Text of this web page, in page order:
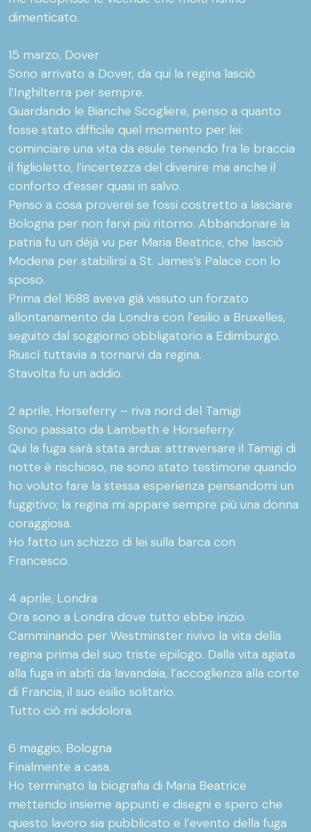
dimenticato.
15 marzo, Dover
Sono arrivato a Dover, da qui la regina lasciò
l’Inghilterra per sempre.
Guardando le Bianche Scogliere, penso a quanto
fosse stato difficile quel momento per lei:
cominciare una vita da esule tenendo fra le braccia
il figlioletto, l’incertezza del divenire ma anche il
conforto d’esser quasi in salvo.
Penso a cosa proverei se fossi costretto a lasciare
Bologna per non farvi più ritorno. Abbandonare la
patria fu un déjà vu per Maria Beatrice, che lasciò
Modena per stabilirsi a St. James’s Palace con lo
sposo.
Prima del 1688 aveva già vissuto un forzato
allontanamento da Londra con l’esilio a Bruxelles,
seguito dal soggiorno obbligatorio a Edimburgo.
Riuscì tuttavia a tornarvi da regina.
Stavolta fu un addio.
2 aprile, Horseferry – riva nord del Tamigi
Sono passato da Lambeth e Horseferry.
Qui la fuga sarà stata ardua: attraversare il Tamigi di
notte è rischioso, ne sono stato testimone quando
ho voluto fare la stessa esperienza pensandomi un
fuggitivo; la regina mi appare sempre più una donna
coraggiosa.
Ho fatto un schizzo di lei sulla barca con
Francesco.
4 aprile, Londra
Ora sono a Londra dove tutto ebbe inizio.
Camminando per Westminster rivivo la vita della
regina prima del suo triste epilogo. Dalla vita agiata
alla fuga in abiti da lavandaia, l’accoglienza alla corte
di Francia, il suo esilio solitario.
Tutto ciò mi addolora.
6 maggio, Bologna
Finalmente a casa.
Ho terminato la biografia di Maria Beatrice
mettendo insieme appunti e disegni e spero che
questo lavoro sia pubblicato e l’evento della fuga